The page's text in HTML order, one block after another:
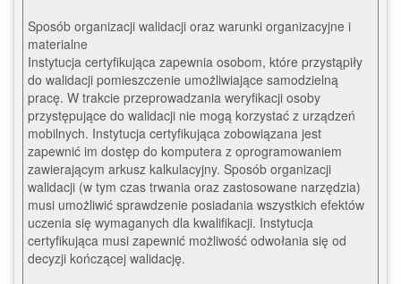
Sposób organizacji walidacji oraz warunki organizacyjne i
materialne
Instytucja certyfikująca zapewnia osobom, które przystąpiły
do walidacji pomieszczenie umożliwiające samodzielną
pracę. W trakcie przeprowadzania weryfikacji osoby
przystępujące do walidacji nie mogą korzystać z urządzeń
mobilnych. Instytucja certyfikująca zobowiązana jest
zapewnić im dostęp do komputera z oprogramowaniem
zawierającym arkusz kalkulacyjny. Sposób organizacji
walidacji (w tym czas trwania oraz zastosowane narzędzia)
musi umożliwić sprawdzenie posiadania wszystkich efektów
uczenia się wymaganych dla kwalifikacji. Instytucja
certyfikująca musi zapewnić możliwość odwołania się od
decyzji kończącej walidację.